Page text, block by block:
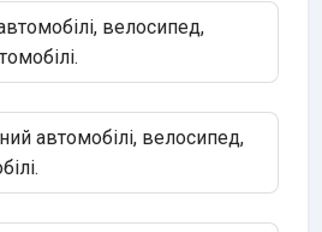
велосипед,
автомобілі, велосипед,